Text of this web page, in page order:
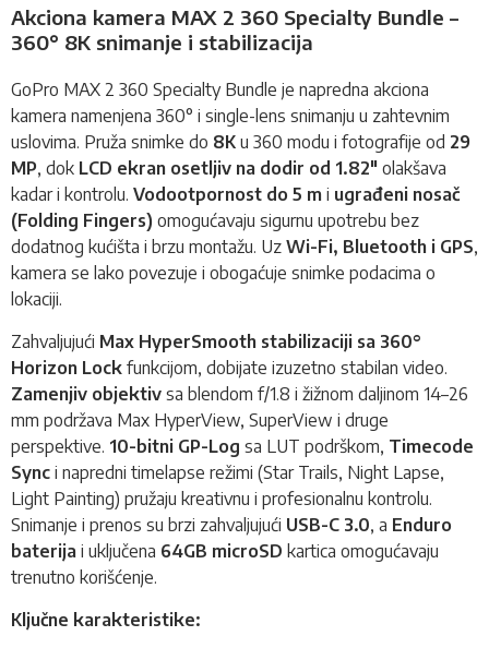
Akciona kamera MAX 2 360 Specialty Bundle –
360° 8K snimanje i stabilizacija
GoPro MAX 2 360 Specialty Bundle je napredna akciona
kamera namenjena 360° i single-lens snimanju u zahtevnim
uslovima. Pruža snimke do 8K u 360 modu i fotografije od 29
MP, dok LCD ekran osetljiv na dodir od 1.82" olakšava
kadar i kontrolu. Vodootpornost do 5 m i ugrađeni nosač
(Folding Fingers) omogućavaju sigurnu upotrebu bez
dodatnog kućišta i brzu montažu. Uz Wi-Fi, Bluetooth i GPS,
kamera se lako povezuje i obogaćuje snimke podacima o
lokaciji.
Zahvaljujući Max HyperSmooth stabilizaciji sa 360°
Horizon Lock funkcijom, dobijate izuzetno stabilan video.
Zamenjiv objektiv sa blendom f/1.8 i žižnom daljinom 14–26
mm podržava Max HyperView, SuperView i druge
perspektive. 10-bitni GP-Log sa LUT podrškom, Timecode
Sync i napredni timelapse režimi (Star Trails, Night Lapse,
Light Painting) pružaju kreativnu i profesionalnu kontrolu.
Snimanje i prenos su brzi zahvaljujući USB-C 3.0, a Enduro
baterija i uključena 64GB microSD kartica omogućavaju
trenutno korišćenje.
Ključne karakteristike: